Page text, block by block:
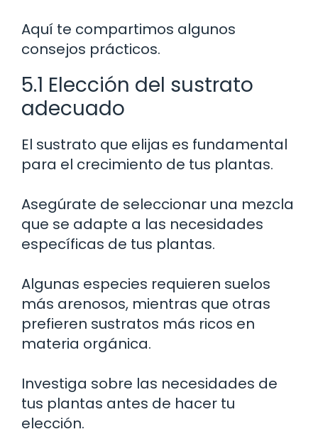
Aquí te compartimos algunos
consejos prácticos.
5.1 Elección del sustrato
adecuado
El sustrato que elijas es fundamental
para el crecimiento de tus plantas.
Asegúrate de seleccionar una mezcla
que se adapte a las necesidades
específicas de tus plantas.
Algunas especies requieren suelos
más arenosos, mientras que otras
prefieren sustratos más ricos en
materia orgánica.
Investiga sobre las necesidades de
tus plantas antes de hacer tu
elección.